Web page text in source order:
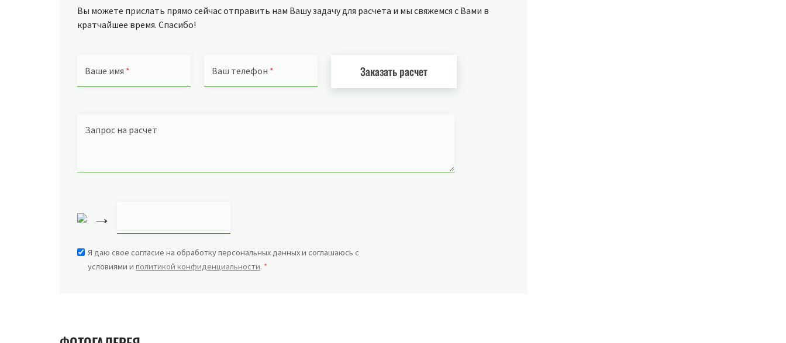
Вы можете прислать прямо сейчас отправить нам Вашу задачу для расчета и мы свяжемся с Вами в
кратчайшее время. Спасибо!
Ваше имя * Ваш телефон * Заказать расчет
Запрос на расчет
→
Я даю свое согласие на обработку персональных данных и соглашаюсь с
условиями и политикой конфиденциальности. *